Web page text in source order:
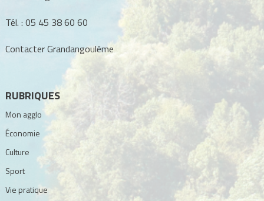
Tél. : 05 45 38 60 60
Contacter Grandangoulême
RUBRIQUES
Mon agglo
Économie
Culture
Sport
Vie pratique